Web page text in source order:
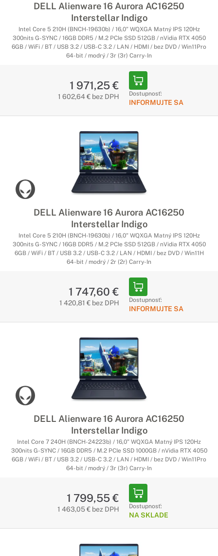
DELL Alienware 16 Aurora AC16250
Interstellar Indigo
Intel Core 5 210H (BNCH-19630b) / 16,0" WQXGA Matný IPS 120Hz
300nits G-SYNC / 16GB DDR5 / M.2 PCIe SSD 512GB / nVidia RTX 4050
6GB / WiFi / BT / USB 3.2 / USB-C 3.2 / LAN / HDMI / bez DVD / Win11Pro
64-bit / modrý / 3r (3r) Carry-In
1 971,25 €
1 602,64 € bez DPH Dostupnosť:
INFORMUJTE SA
DELL Alienware 16 Aurora AC16250
Interstellar Indigo
Intel Core 5 210H (BNCH-19630b) / 16,0" WQXGA Matný IPS 120Hz
300nits G-SYNC / 16GB DDR5 / M.2 PCIe SSD 512GB / nVidia RTX 4050
6GB / WiFi / BT / USB 3.2 / USB-C 3.2 / LAN / HDMI / bez DVD / Win11H
64-bit / modrý / 2r (2r) Carry-In
1 747,60 €
1 420,81 € bez DPH Dostupnosť:
INFORMUJTE SA
DELL Alienware 16 Aurora AC16250
Interstellar Indigo
Intel Core 7 240H (BNCH-24223b) / 16,0" WQXGA Matný IPS 120Hz
300nits G-SYNC / 16GB DDR5 / M.2 PCIe SSD 1000GB / nVidia RTX 4050
6GB / WiFi / BT / USB 3.2 / USB-C 3.2 / LAN / HDMI / bez DVD / Win11Pro
64-bit / modrý / 3r (3r) Carry-In
1 799,55 €
1 463,05 € bez DPH Dostupnosť:
NA SKLADE